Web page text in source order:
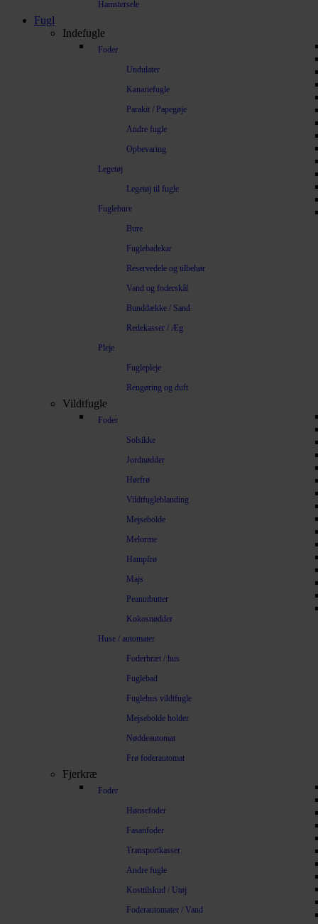
Hamstersele
Fugl
Indefugle
Foder
Undulater
Kanariefugle
Parakit / Papegøje
Andre fugle
Opbevaring
Legetøj
Legetøj til fugle
Fuglebure
Bure
Fuglebadekar
Reservedele og tilbehør
Vand og foderskål
Bunddække / Sand
Redekasser / Æg
Pleje
Fuglepleje
Rengøring og duft
Vildtfugle
Foder
Solsikke
Jordnødder
Hørfrø
Vildtfugleblanding
Mejsebolde
Melorme
Hampfrø
Majs
Peanutbutter
Kokosnødder
Huse / automater
Foderbræt / hus
Fuglebad
Fuglehus vildtfugle
Mejsebolde holder
Nøddeautomat
Frø foderautomat
Fjerkræ
Foder
Hønsefoder
Fasanfoder
Transportkasser
Andre fugle
Kosttilskud / Utøj
Foderautomater / Vand